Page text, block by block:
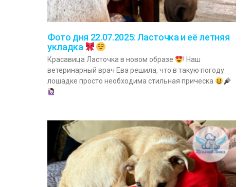
Фото дня 22.07.2025: Ласточка и её летняя
укладка
Красавица Ласточка в новом образе
! Наш
ветеринарный врач Ева решила, что в такую погоду
лошадке просто необходима стильная прическа
.